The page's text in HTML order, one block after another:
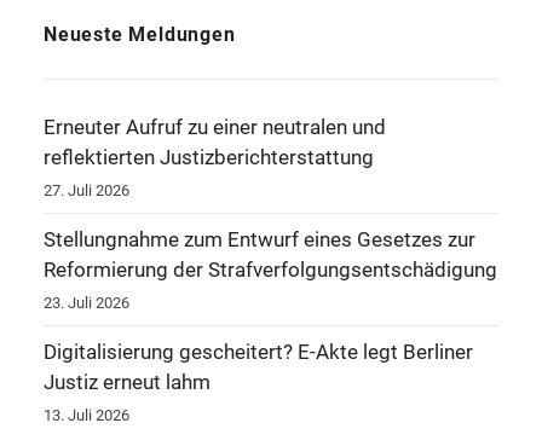
Neueste Meldungen
Erneuter Aufruf zu einer neutralen und
reflektierten Justizberichterstattung
27. Juli 2026
Stellungnahme zum Entwurf eines Gesetzes zur
Reformierung der Strafverfolgungsentschädigung
23. Juli 2026
Digitalisierung gescheitert? E-Akte legt Berliner
Justiz erneut lahm
13. Juli 2026